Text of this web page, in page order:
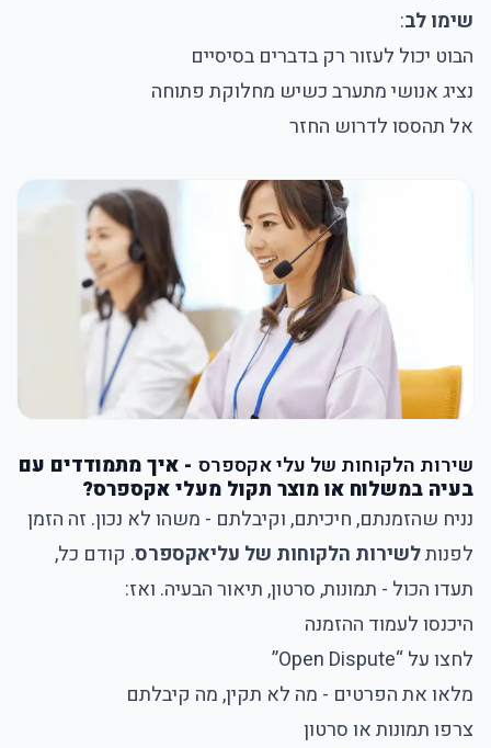
שימו לב:
הבוט יכול לעזור רק בדברים בסיסיים
נציג אנושי מתערב כשיש מחלוקת פתוחה
אל תהססו לדרוש החזר
שירות הלקוחות של עלי אקספרס - איך מתמודדים עם
בעיה במשלוח או מוצר תקול מעלי אקספרס?
נניח שהזמנתם, חיכיתם, וקיבלתם - משהו לא נכון. זה הזמן
לפנותלשירות הלקוחות של עליאקספרס. קודם כל,
תעדו הכול - תמונות, סרטון, תיאור הבעיה. ואז:
היכנסו לעמוד ההזמנה
לחצו על “Open Dispute”
מלאו את הפרטים - מה לא תקין, מה קיבלתם
צרפו תמונות או סרטון